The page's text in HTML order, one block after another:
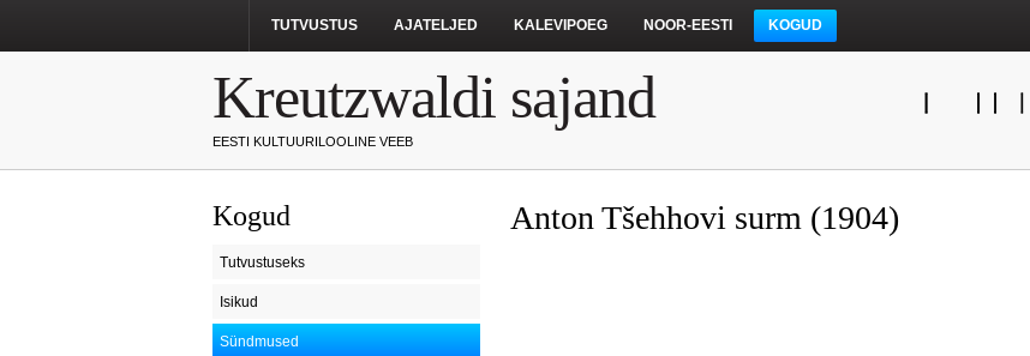
TUTVUSTUS AJATELJED KALEVIPOEG NOOR-EESTI KOGUD
Kreutzwaldi sajand
EESTI KULTUURILOOLINE VEEB
Kogud
Tutvustuseks
Isikud
Sündmused
Anton Tšehhovi surm (1904)